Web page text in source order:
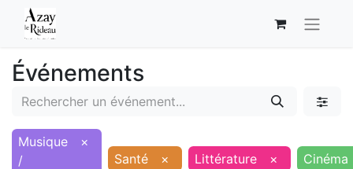
Événements
Musique
/
×
Santé
× Littérature × Cinéma